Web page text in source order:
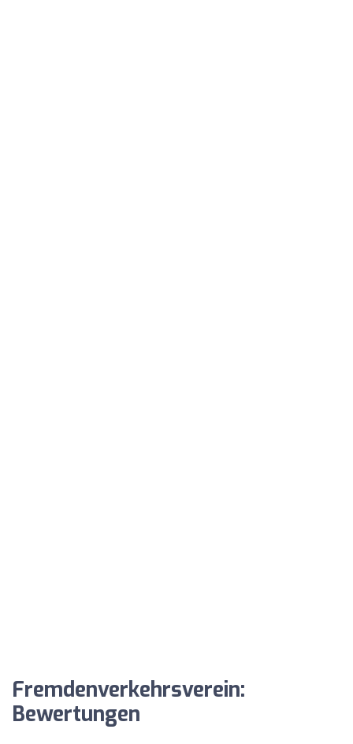
Fremdenverkehrsverein:
Bewertungen